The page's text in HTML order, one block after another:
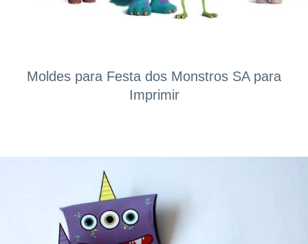
Moldes para Festa dos Monstros SA para
Imprimir